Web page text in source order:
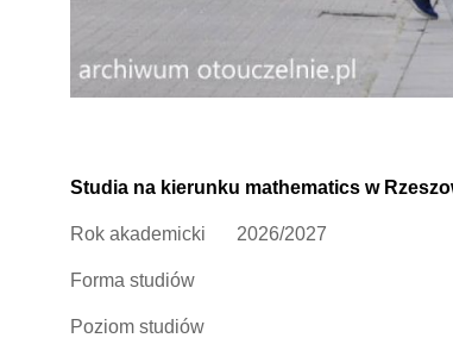
Studia na kierunku mathematics w
Rok akademicki 2026/2027
Forma studiów
Poziom studiów